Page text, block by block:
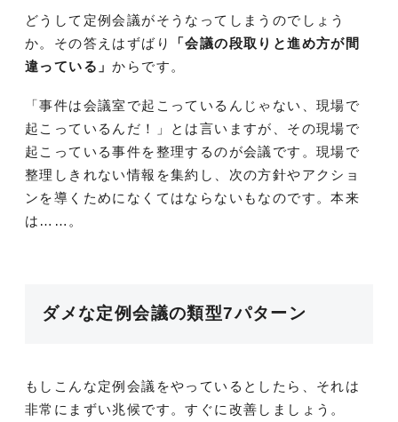
どうして定例会議がそうなってしまうのでしょう
か。その答えはずばり
「会議の段取りと進め方が間
違っている」からです。
「事件は会議室で起こっているんじゃない、現場で
起こっているんだ！」とは言いますが、その現場で
起こっている事件を整理するのが会議です。現場で
整理しきれない情報を集約し、次の方針やアクショ
ンを導くためになくてはならないもなのです。本来
は……。
ダメな定例会議の類型7パターン
もしこんな定例会議をやっているとしたら、それは
非常にまずい兆候です。すぐに改善しましょう。